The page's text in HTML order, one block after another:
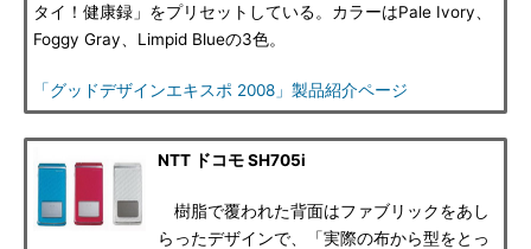
タイ！健康録」をプリセットしている。カラーはPale Ivory、
Foggy Gray、Limpid Blueの3色。
「グッドデザインエキスポ 2008」製品紹介ページ
NTT ドコモ SH705i
樹脂で覆われた背面はファブリックをあし
らったデザインで、「実際の布から型をとっ